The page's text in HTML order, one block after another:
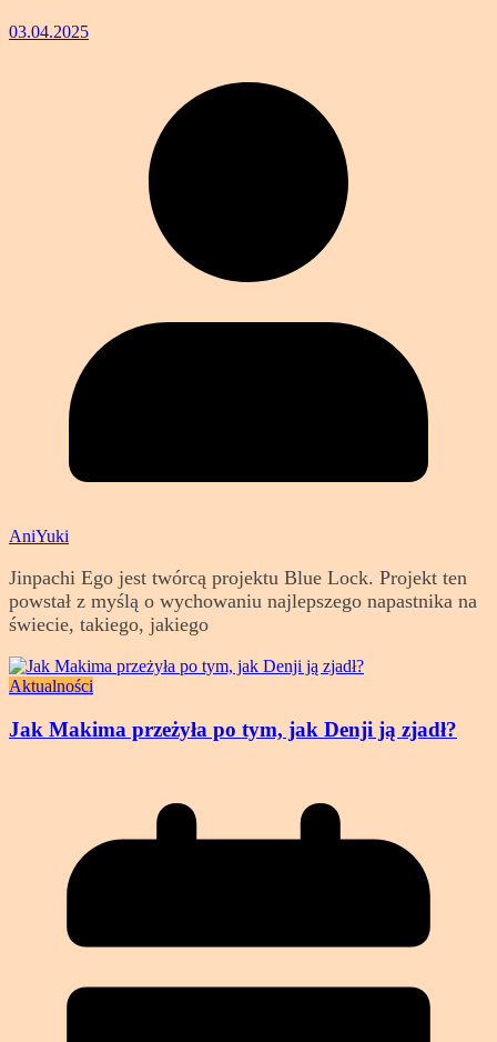
03.04.2025
AniYuki
Jinpachi Ego jest twórcą projektu Blue Lock. Projekt ten
powstał z myślą o wychowaniu najlepszego napastnika na
świecie, takiego, jakiego
Aktualności
Jak Makima przeżyła po tym, jak Denji ją zjadł?